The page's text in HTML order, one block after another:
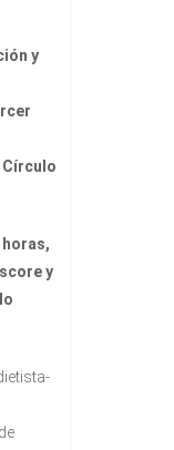
y
horas,
y